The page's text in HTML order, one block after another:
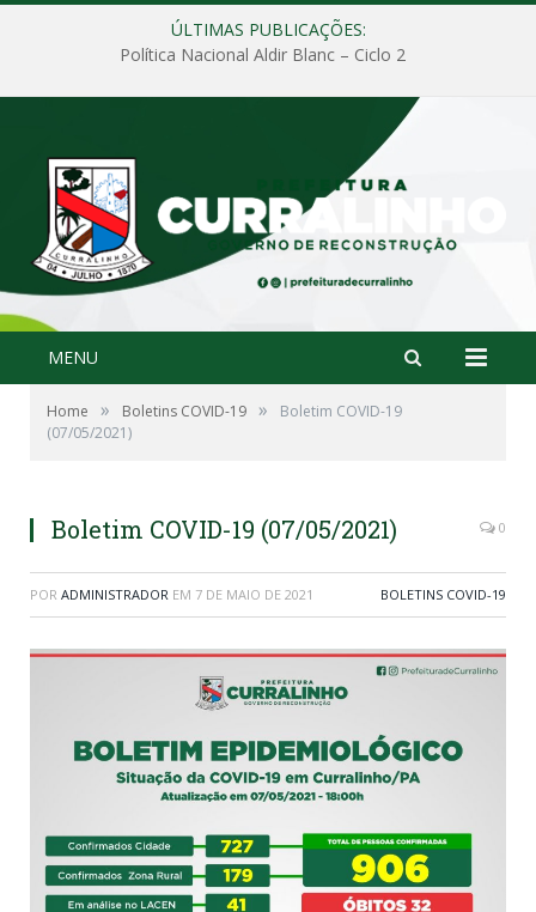
ÚLTIMAS PUBLICAÇÕES:
Política Nacional Aldir Blanc – Ciclo 2
MENU
Home » Boletins COVID-19 »
Boletim COVID-19
(07/05/2021)
Boletim COVID-19 (07/05/2021) 0
POR ADMINISTRADOR EM 7 DE MAIO DE 2021 BOLETINS COVID-19